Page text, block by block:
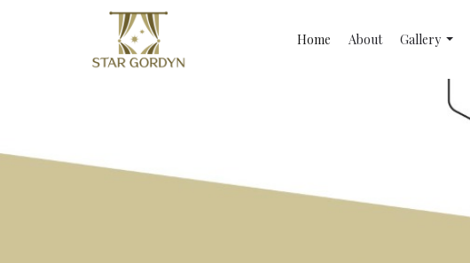
Home About Gallery